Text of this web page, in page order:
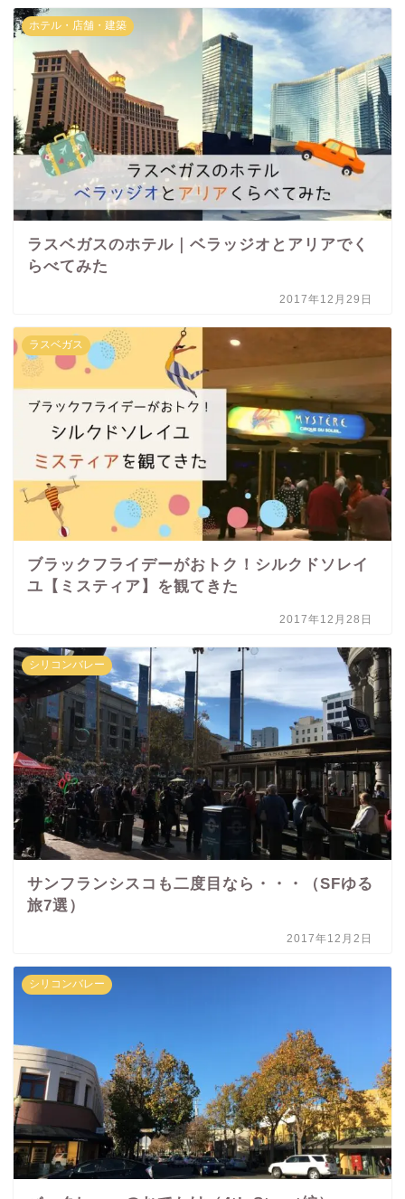
ホテル・店舗・建築
ラスベガスのホテル｜ベラッジオとアリアでく
らべてみた
2017年12月29日
ラスベガス
ブラックフライデーがおトク！シルクドソレイ
ユ【ミスティア】を観てきた
2017年12月28日
シリコンバレー
サンフランシスコも二度目なら・・・（SFゆる
旅7選）
2017年12月2日
シリコンバレー